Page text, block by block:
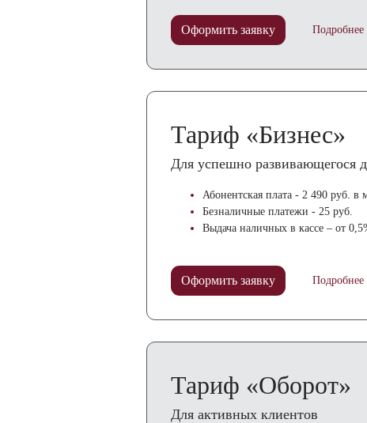
Оформить заявку Подробнее
Тариф «Бизнес»
Для успешно развивающегося
Абонентская плата - 2 490 руб. в
Безналичные платежи - 25 руб.
Выдача наличных в кассе – от
Оформить заявку Подробнее
Тариф «Оборот»
Для активных клиентов